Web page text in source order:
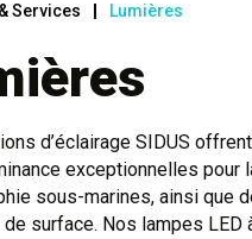
Services Lumières
d’éclairage SIDUS
exceptionnelles pour
sous-marines, ainsi que
surface. Nos lampes LED